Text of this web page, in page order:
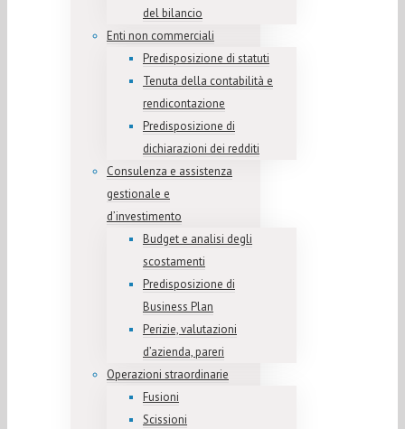
del bilancio
Enti non commerciali
Predisposizione di statuti
Tenuta della contabilità e
rendicontazione
Predisposizione di
dichiarazioni dei redditi
Consulenza e assistenza
gestionale e
d’investimento
Budget e analisi degli
scostamenti
Predisposizione di
Business Plan
Perizie, valutazioni
d’azienda, pareri
Operazioni straordinarie
Fusioni
Scissioni